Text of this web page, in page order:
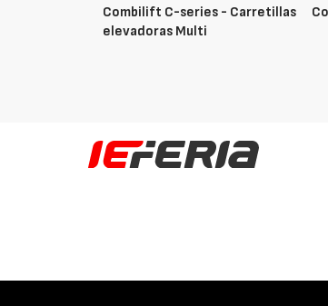
Combilift C-series - Carretillas
elevadoras Multi